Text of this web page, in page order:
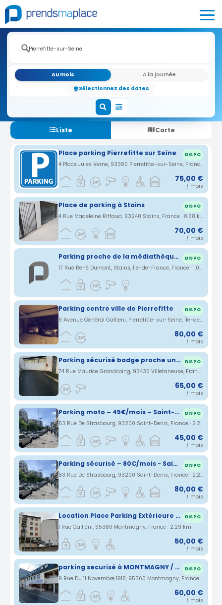
Au mois
A la journée
Sélectionnez des dates
Liste Carte
Place parking Pierrefitte sur Seine DISPO
4 Place Jules Verne, 93380 Pierrefitte-sur-Seine, France · 0.52 km
75,00 €
/ mois
Place de parking à Stains DISPO
4 Rue Madeleine Riffaud, 93240 Stains, France · 0.58 km
70,00 €
/ mois
Parking proche de la médiathèque et mairie de Stains DISPO
17 Rue René Dumont, Stains, Île-de-France, France · 1.03 km
Parking centre ville de Pierrefitte DISPO
9 Avenue Général Gallieni, Pierrefitte-sur-Seine, Île-de-France, France · 1.37 km
80,00 €
/ mois
Parking sécurisé badge proche université DISPO
74 Rue Maurice Grandcoing, 93430 Villetaneuse, France · 1.88 km
65,00 €
/ mois
Parking moto – 45€/mois – Saint-Denis – Arrêt Cosmonautes / Parc de la Légion d’Honneur DISPO
83 Rue De Strasbourg, 93200 Saint-Denis, France · 2.24 km
45,00 €
/ mois
Parking sécurisé – 80€/mois - Saint-Denis – Arrêt Cosmonautes / Parc de la Légion d’Honneur DISPO
83 Rue De Strasbourg, 93200 Saint-Denis, France · 2.24 km
80,00 €
/ mois
Location Place Parking Extérieure Montmagny, 95 DISPO
1 Rue Galliéni, 95360 Montmagny, France · 2.29 km
50,00 €
/ mois
parking securisé à MONTMAGNY / emplacement dans le cabinet médical du chateau DISPO
9 Rue Du 11 Novembre 1918, 95360 Montmagny, France · 2.57 km
60,00 €
/ mois